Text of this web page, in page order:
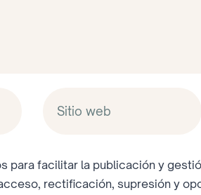
para facilitar la publicación y
rectificación, supresión y